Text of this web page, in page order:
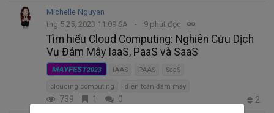
Michelle Nguyen
thg 5 25, 2023 11:09 SA
9 phút đọc
Tìm hiểu Cloud Computing: Nghiên Cứu Dịch
Vụ Đám Mây IaaS, PaaS và SaaS
MAYFEST2023 IAAS PAAS SaaS
clouding computing điện toán đám mây
739 1 0 2